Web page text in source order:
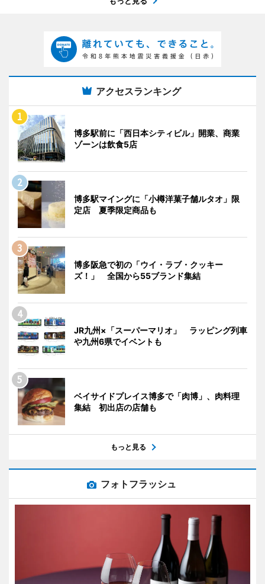
アクセスランキング
博多駅前に「西日本シティビル」開業、商業
ゾーンは飲食5店
博多駅マイングに「小樽洋菓子舗ルタオ」限
定店 夏季限定商品も
博多阪急で初の「ウイ・ラブ・クッキー
ズ！」 全国から55ブランド集結
JR九州×「スーパーマリオ」 ラッピング列車
や九州6県でイベントも
ベイサイドプレイス博多で「肉博」、肉料理
集結 初出店の店舗も
もっと見る
フォトフラッシュ